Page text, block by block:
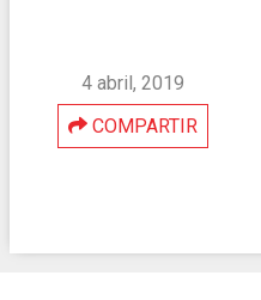
4 abril, 2019
COMPARTIR